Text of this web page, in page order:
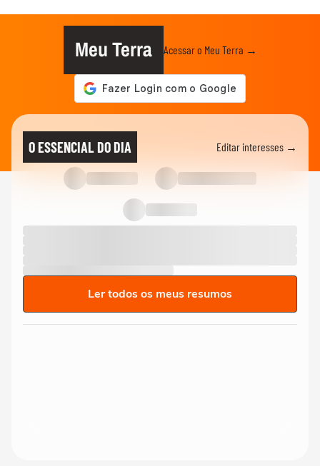
Meu Terra Acessar o Meu Terra →
O ESSENCIAL DO DIA Editar interesses →
Ler todos os meus resumos